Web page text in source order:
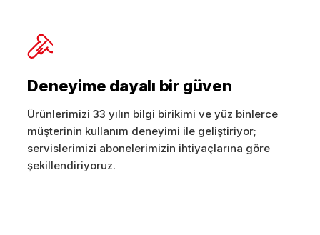
Deneyime dayalı bir güven
Ürünlerimizi 33 yılın bilgi birikimi ve yüz binlerce
müşterinin kullanım deneyimi ile geliştiriyor;
servislerimizi abonelerimizin ihtiyaçlarına göre
şekillendiriyoruz.